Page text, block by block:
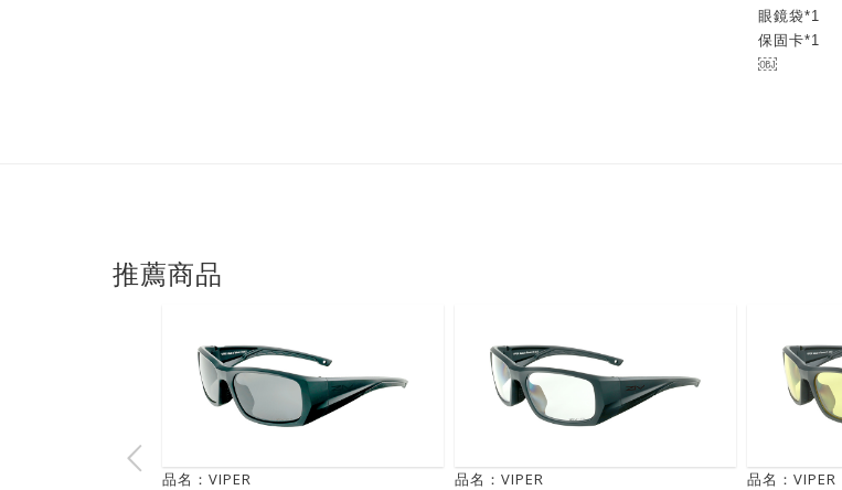
眼鏡袋*1
保固卡*1
￼
推薦商品
品名：VIPER 品名：VIPER 品名：VIPER